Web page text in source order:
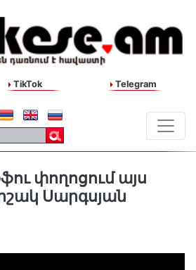
TikTok Telegram
փողոցում այս
Սարգսյան